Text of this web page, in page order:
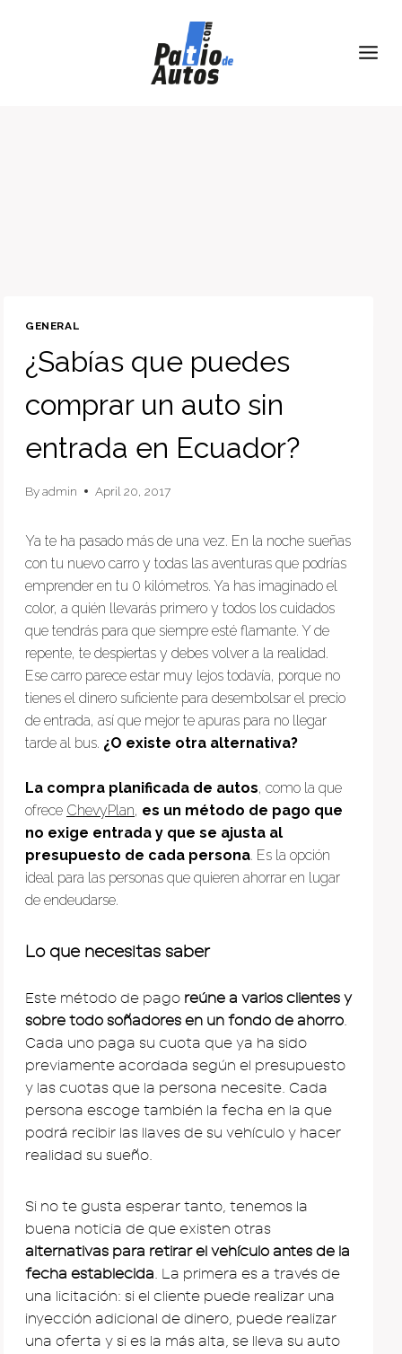
GENERAL
¿Sabías que puedes
comprar un auto sin
entrada en Ecuador?
Byadmin April 20, 2017
Ya te ha pasado más de una vez. En la noche sueñas
con tu nuevo carro y todas las aventuras que podrías
emprender en tu 0 kilómetros. Ya has imaginado el
color, a quién llevarás primero y todos los cuidados
que tendrás para que siempre esté flamante. Y de
repente, te despiertas y debes volver a la realidad.
Ese carro parece estar muy lejos todavía, porque no
tienes el dinero suficiente para desembolsar el precio
de entrada, así que mejor te apuras para no llegar
tarde al bus. ¿O existe otra alternativa?
La compra planificada de autos, como la que
ofrece ChevyPlan, es un método de pago que
no exige entrada y que se ajusta al
presupuesto de cada persona. Es la opción
ideal para las personas que quieren ahorrar en lugar
de endeudarse.
Lo que necesitas saber
Este método de pago reúne a varios clientes y
sobre todo soñadores en un fondo de ahorro.
Cada uno paga su cuota que ya ha sido
previamente acordada según el presupuesto
y las cuotas que la persona necesite. Cada
persona escoge también la fecha en la que
podrá recibir las llaves de su vehículo y hacer
realidad su sueño.
Si no te gusta esperar tanto, tenemos la
buena noticia de que existen otras
alternativas para retirar el vehículo antes de la
fecha establecida. La primera es a través de
una licitación: si el cliente puede realizar una
inyección adicional de dinero, puede realizar
una oferta y si es la más alta, se lleva su auto